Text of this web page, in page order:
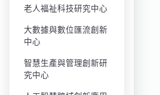
老人福祉科技研究中心
大數據與數位匯流創新
中心
智慧生產與管理創新研
究中心